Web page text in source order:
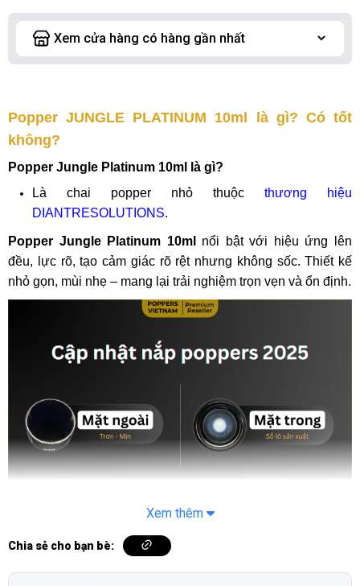
Popper JUNGLE PLATINUM 10ml là gì? Có tốt
không?
Popper Jungle Platinum 10ml là gì?
Là chai popper nhỏ thuộc thương hiệu
DIANTRESOLUTIONS.
Popper Jungle Platinum 10ml
nổi bật với hiệu ứng lên
đều, lực rõ, tạo cảm giác rõ rệt nhưng không sốc. Thiết kế
nhỏ gọn, mùi nhẹ – mang lại trải nghiệm trọn vẹn và ổn định.
đúng chưa!
Popper Jungle Platinum 10ml có an toàn không?
Có an toàn khi dùng đúng cách và chọn đúng hàng chuẩn
Xem thêm
Chia sẻ cho bạn bè: